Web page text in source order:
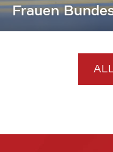
Frauen